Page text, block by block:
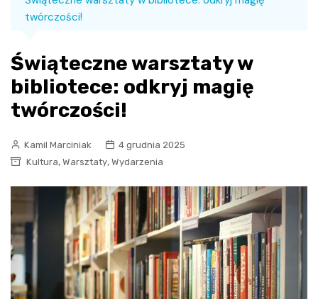
twórczości!
Świąteczne warsztaty w
bibliotece: odkryj magię
twórczości!
Kamil Marciniak
4 grudnia 2025
Kultura, Warsztaty, Wydarzenia